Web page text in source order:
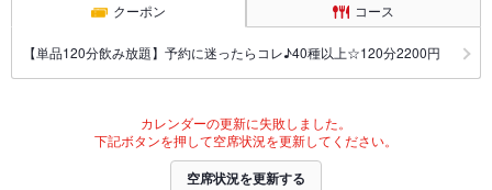
クーポン コース
【単品120分飲み放題】予約に迷ったらコレ♪40種以上☆120分2200円
カレンダーの更新に失敗しました。
下記ボタンを押して空席状況を更新してください。
空席状況を更新する